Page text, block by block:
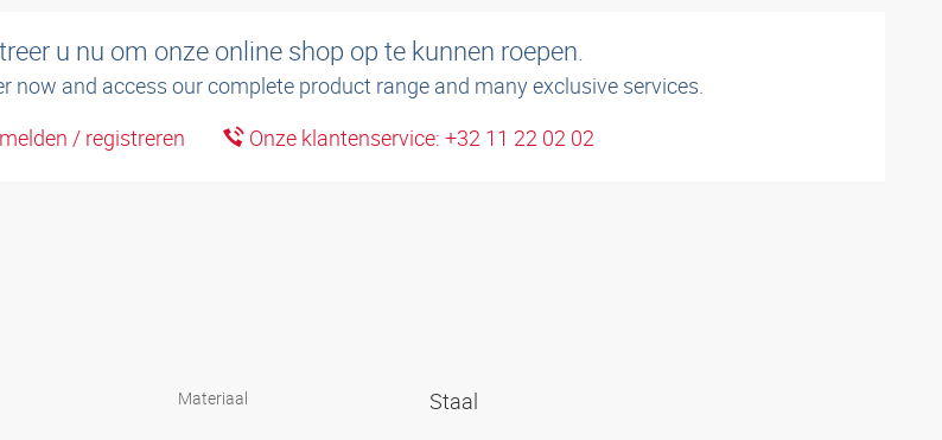
u nu om onze online shop op te kunnen roepen.
now and access our complete product range and many exclusive services.
/ registreren
Onze klantenservice: +32 11 22 02 02
Materiaal Staal